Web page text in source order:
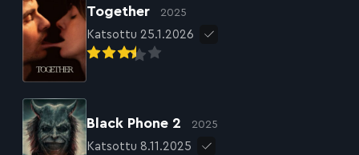
Together 2025
Katsottu 25.1.2026
Black Phone 2 2025
Katsottu 8.11.2025